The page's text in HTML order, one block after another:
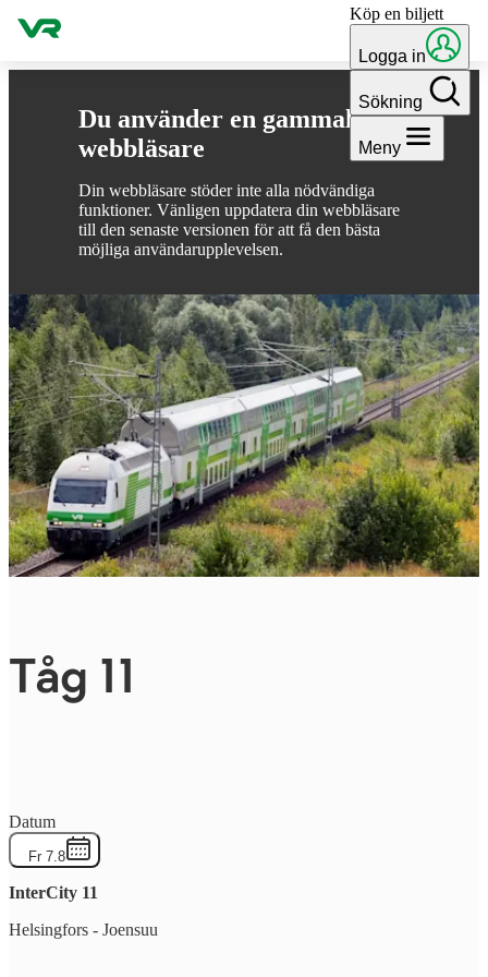
Du använder en gammal
webbläsare
Din webbläsare stöder inte alla nödvändiga
funktioner. Vänligen uppdatera din webbläsare
till den senaste versionen för att få den bästa
möjliga användarupplevelsen.
Gå till innehållet Köp en biljett
Logga in
Sökning
Meny
Tåg 11
Datum
Fr 7.8
InterCity 11
Helsingfors - Joensuu